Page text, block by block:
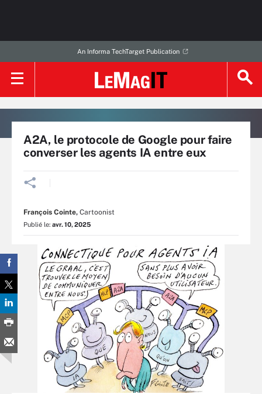
An Informa TechTarget Publication
A2A, le protocole de Google pour faire
converser les agents IA entre eux
François Cointe, Cartoonist
Publié le: avr. 10, 2025